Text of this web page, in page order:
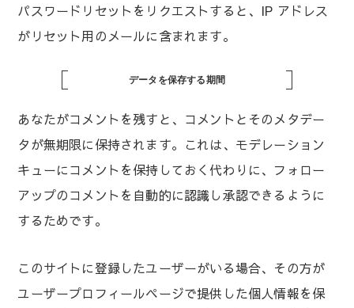
パスワードリセットをリクエストすると、IP アドレス
がリセット用のメールに含まれます。
データを保存する期間
あなたがコメントを残すと、コメントとそのメタデー
タが無期限に保持されます。これは、モデレーション
キューにコメントを保持しておく代わりに、フォロー
アップのコメントを自動的に認識し承認できるように
するためです。
このサイトに登録したユーザーがいる場合、その方が
ユーザープロフィールページで提供した個人情報を保